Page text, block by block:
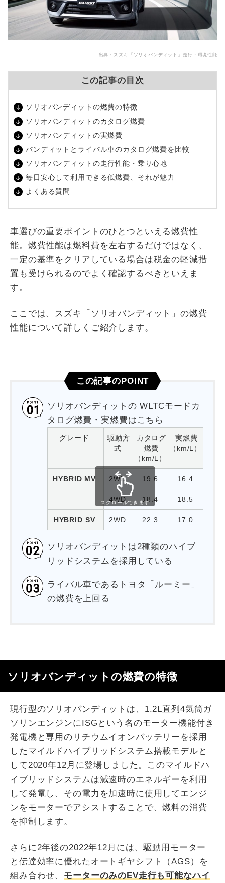
出典： スズキ「ソリオバンディット」走行・環境性能
この記事の目次
ソリオバンディットの燃費の特徴
ソリオバンディットのカタログ燃費
ソリオバンディットの実燃費
バンディットとライバル車のカタログ燃費を比較
ソリオバンディットの走行性能・乗り心地
毎日安心して利用できる低燃費、それが魅力
よくある質問
車選びの重要ポイントのひとつといえる燃費性
能。燃費性能は燃料費を左右するだけではなく、
一定の基準をクリアしている場合は税金の軽減措
置も受けられるのでよく確認するべきといえま
す。
ここでは、スズキ「ソリオバンディット」の燃費
性能について詳しくご紹介します。
この記事のPOINT
ソリオバンディットの WLTCモードカ
タログ燃費・実燃費はこちら
グレード
駆動方
式
カタログ
燃費
（km/L）
実燃費
（km/L）
HYBRID MV 2WD 19.6 16.4
4WD 18.4 18.5
HYBRID SV 2WD 22.3 17.0
スクロールできます
ソリオバンディットは2種類のハイブ
リッドシステムを採用している
ライバル車であるトヨタ「ルーミー」
の燃費を上回る
ソリオバンディットの燃費の特徴
現行型のソリオバンディットは、1.2L直列4気筒ガ
ソリンエンジンにISGという名のモーター機能付き
発電機と専用のリチウムイオンバッテリーを採用
したマイルドハイブリッドシステム搭載モデルと
して2020年12月に登場しました。このマイルドハ
イブリッドシステムは減速時のエネルギーを利用
して発電し、その電力を加速時に使用してエンジ
ンをモーターでアシストすることで、燃料の消費
を抑制します。
さらに2年後の2022年12月には、駆動用モーター
と伝達効率に優れたオートギヤシフト（AGS）を
組み合わせ、 モーターのみのEV走行も可能なハイ